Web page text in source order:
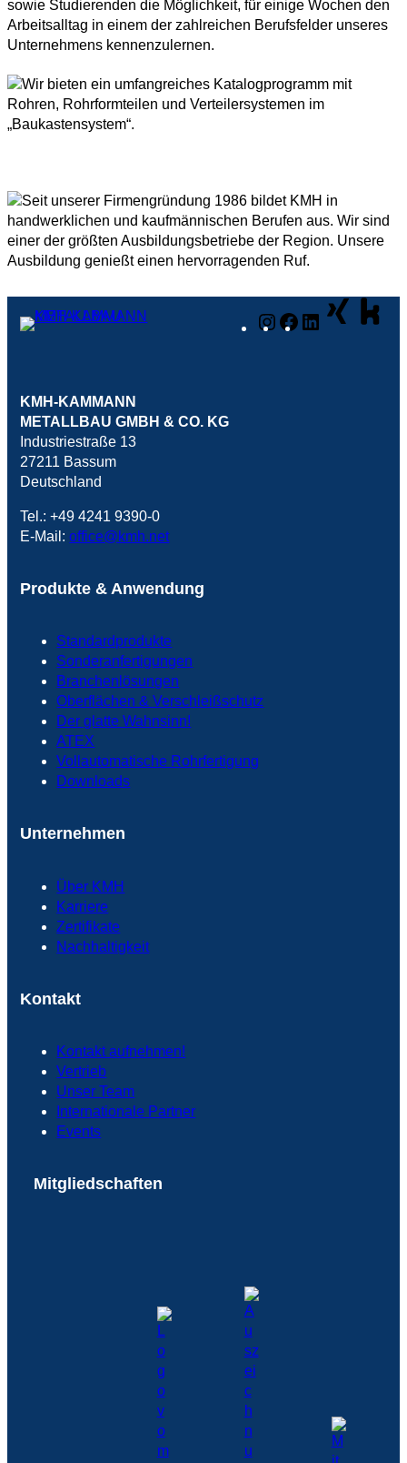
Instagram
Facebook
LinkedIn
KMH-KAMMANN
METALLBAU GMBH & CO. KG
Industriestraße 13
27211 Bassum
Deutschland
Tel.: +49 4241 9390-0
E-Mail:office@kmh.net
Produkte & Anwendung
Standardprodukte
Sonderanfertigungen
Branchenlösungen
Oberflächen & Verschleißschutz
Der glatte Wahnsinn!
ATEX
Vollautomatische Rohrfertigung
Downloads
Unternehmen
Über KMH
Karriere
Zertifikate
Nachhaltigkeit
Kontakt
Kontakt aufnehmen!
Vertrieb
Unser Team
Internationale Partner
Events
Mitgliedschaften